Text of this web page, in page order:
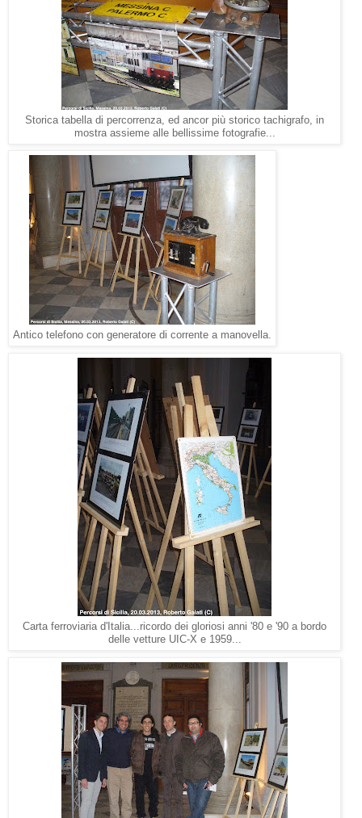
Storica tabella di percorrenza, ed ancor più storico tachigrafo, in
mostra assieme alle bellissime fotografie...
Antico telefono con generatore di corrente a manovella.
Carta ferroviaria d'Italia...ricordo dei gloriosi anni '80 e '90 a bordo
delle vetture UIC-X e 1959...